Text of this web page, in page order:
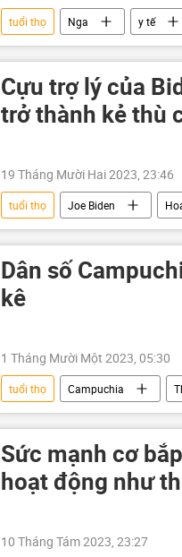
tuổi thọ Nga y tế
Nhà khoa học
Khoa học
Cựu trợ lý của
trở thành kẻ thù
19 Tháng Mười Hai 2023, 23:46
tuổi thọ Joe Biden
Dân số
kê
1 Tháng Mười Một 2023, 05:30
tuổi thọ Campuchia
Sức mạnh cơ
hoạt động như
10 Tháng Tám 2023, 23:27